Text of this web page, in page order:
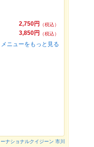
2,750円
（税込）
3,850円
（税込）
ニューをもっと見る
ナショナルクイジーン 市川